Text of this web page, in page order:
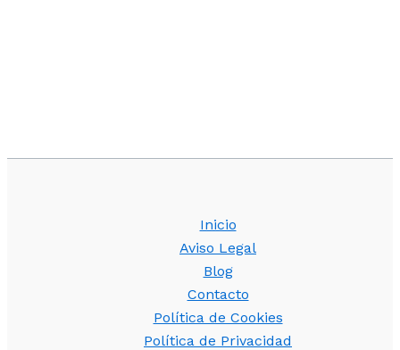
Inicio
Aviso Legal
Blog
Contacto
Política de Cookies
Política de Privacidad